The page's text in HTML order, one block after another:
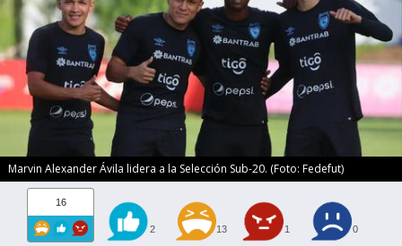
Marvin Alexander Ávila lidera a la Selección Sub-20. (Foto: Fedefut)
16
2 13 1 0